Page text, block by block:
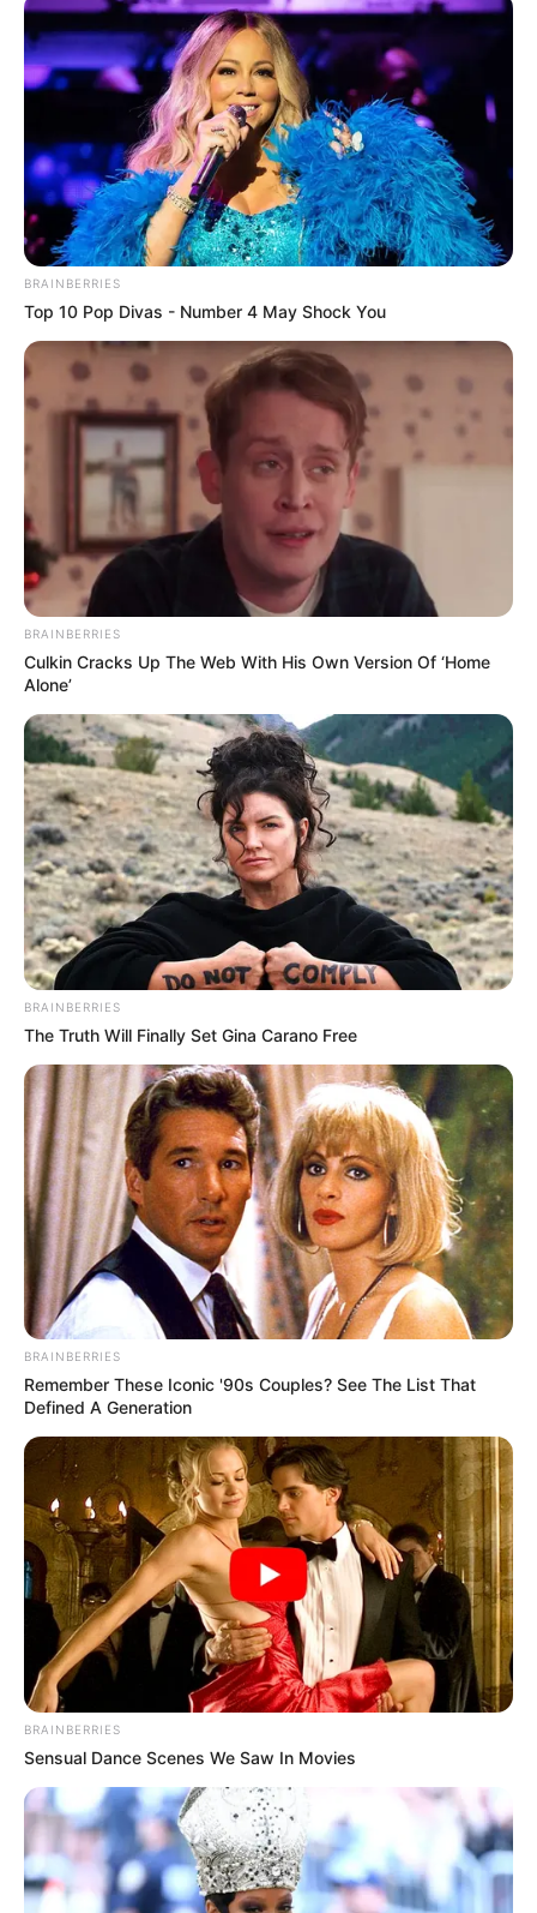
BRAINBERRIES
Top 10 Pop Divas - Number 4 May Shock You
BRAINBERRIES
Culkin Cracks Up The Web With His Own Version Of ‘Home
Alone’
BRAINBERRIES
The Truth Will Finally Set Gina Carano Free
BRAINBERRIES
Remember These Iconic '90s Couples? See The List That
Defined A Generation
BRAINBERRIES
Sensual Dance Scenes We Saw In Movies